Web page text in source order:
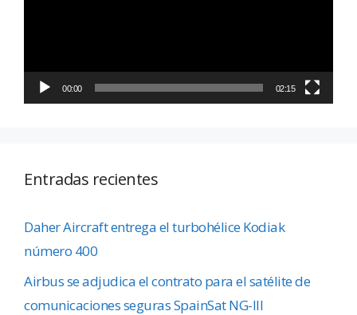
00:00 02:15
Entradas recientes
Daher Aircraft entrega el turbohélice Kodiak
número 400
Airbus se adjudica el contrato para el satélite de
comunicaciones seguras SpainSat NG-III